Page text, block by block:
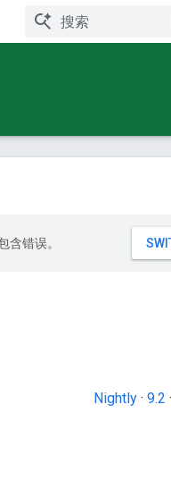
含错误。
Nightly · 9.2 ·